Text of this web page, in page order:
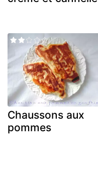
Chaussons aux
pommes